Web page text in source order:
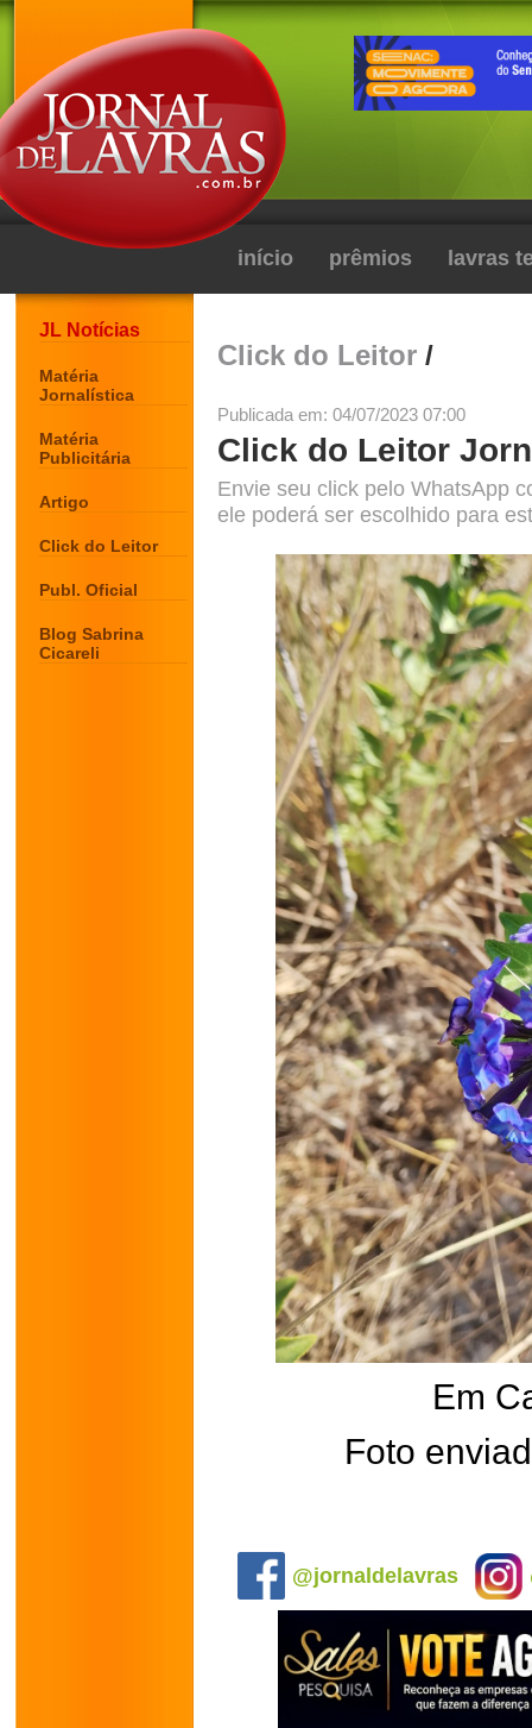
início prêmios lavras
JL Notícias
Matéria
Jornalística
Matéria
Publicitária
Artigo
Click do Leitor
Publ. Oficial
Blog Sabrina
Cicareli
Click do Leitor /
Publicada em: 04/07/2023 07:00
Click do Leitor
Envie seu click pelo WhatsApp
ele poderá ser escolhido para
Em
Foto
@jornaldelavras